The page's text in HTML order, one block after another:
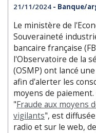
21/11/2024 - Banque/
Le ministère de
Souveraineté
bancaire française
l'Observatoire de la
(OSMP) ont lancé
afin d'alerter les
moyens de
"Fraude aux moyens
vigilants", est
radio et sur le web,